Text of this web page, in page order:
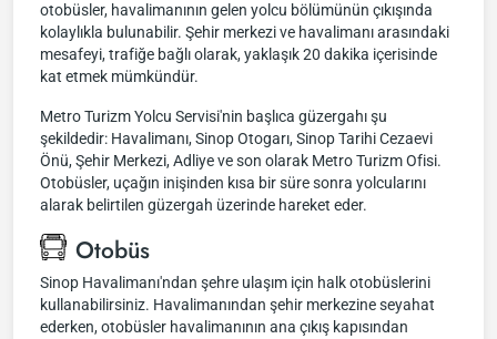
otobüsler, havalimanının gelen yolcu bölümünün çıkışında
kolaylıkla bulunabilir. Şehir merkezi ve havalimanı arasındaki
mesafeyi, trafiğe bağlı olarak, yaklaşık 20 dakika içerisinde
kat etmek mümkündür.
Metro Turizm Yolcu Servisi'nin başlıca güzergahı şu
şekildedir: Havalimanı, Sinop Otogarı, Sinop Tarihi Cezaevi
Önü, Şehir Merkezi, Adliye ve son olarak Metro Turizm Ofisi.
Otobüsler, uçağın inişinden kısa bir süre sonra yolcularını
alarak belirtilen güzergah üzerinde hareket eder.
Otobüs
Sinop Havalimanı'ndan şehre ulaşım için halk otobüslerini
kullanabilirsiniz. Havalimanından şehir merkezine seyahat
ederken, otobüsler havalimanının ana çıkış kapısından